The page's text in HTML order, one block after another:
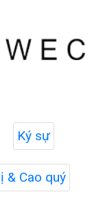
Ký sự
& Cao quý